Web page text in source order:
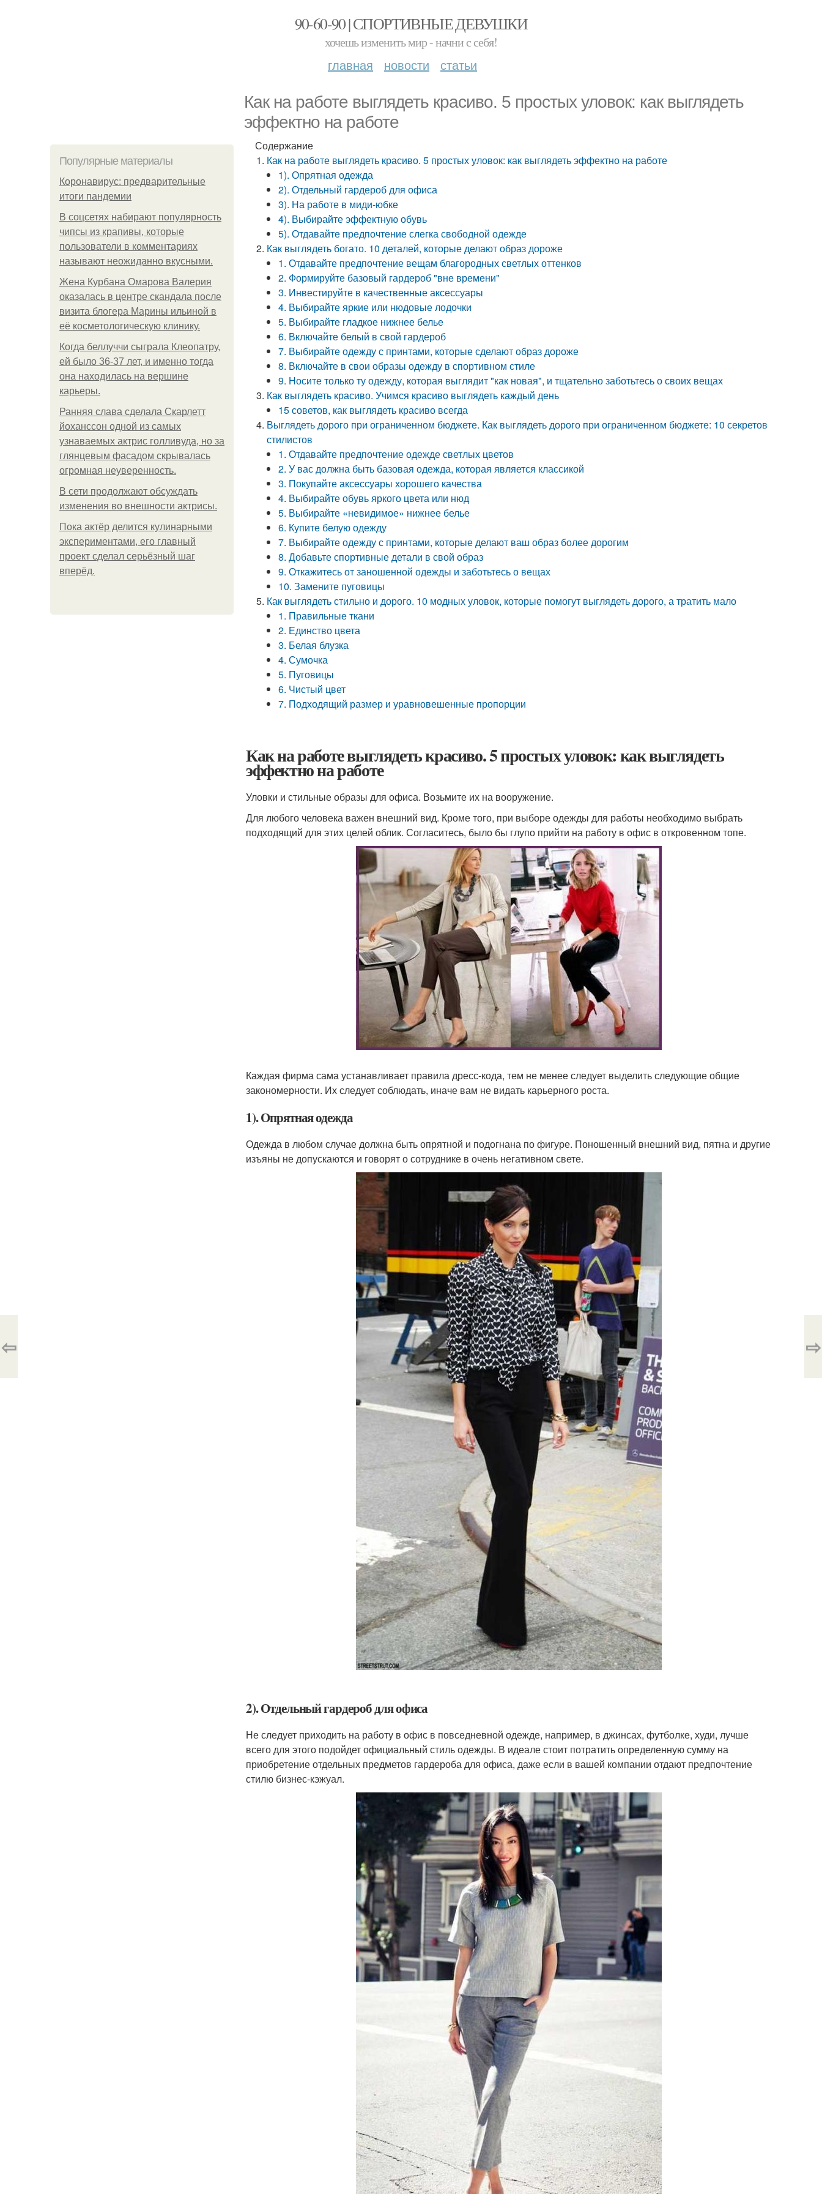
90-60-90 | СПОРТИВНЫЕ ДЕВУШКИ
хочешь изменить мир - начни с себя!
главная новости статьи
Как на работе выглядеть красиво. 5 простых уловок: как выглядеть
эффектно на работе
Популярные материалы
Коронавирус: предварительные
итоги пандемии
В соцсетях набирают популярность
чипсы из крапивы, которые
пользователи в комментариях
называют неожиданно вкусными.
Жена Курбана Омарова Валерия
оказалась в центре скандала после
визита блогера Марины ильиной в
её косметологическую клинику.
Когда беллуччи сыграла Клеопатру,
ей было 36-37 лет, и именно тогда
она находилась на вершине
карьеры.
Ранняя слава сделала Скарлетт
йоханссон одной из самых
узнаваемых актрис голливуда, но за
глянцевым фасадом скрывалась
огромная неуверенность.
В сети продолжают обсуждать
изменения во внешности актрисы.
Пока актёр делится кулинарными
экспериментами, его главный
проект сделал серьёзный шаг
вперёд.
Содержание
Как на работе выглядеть красиво. 5 простых уловок: как выглядеть эффектно на работе
1). Опрятная одежда
2). Отдельный гардероб для офиса
3). На работе в миди-юбке
4). Выбирайте эффектную обувь
5). Отдавайте предпочтение слегка свободной одежде
Как выглядеть богато. 10 деталей, которые делают образ дороже
1. Отдавайте предпочтение вещам благородных светлых оттенков
2. Формируйте базовый гардероб "вне времени"
3. Инвестируйте в качественные аксессуары
4. Выбирайте яркие или нюдовые лодочки
5. Выбирайте гладкое нижнее белье
6. Включайте белый в свой гардероб
7. Выбирайте одежду с принтами, которые сделают образ дороже
8. Включайте в свои образы одежду в спортивном стиле
9. Носите только ту одежду, которая выглядит "как новая", и тщательно заботьтесь о своих вещах
Как выглядеть красиво. Учимся красиво выглядеть каждый день
15 советов, как выглядеть красиво всегда
Выглядеть дорого при ограниченном бюджете. Как выглядеть дорого при ограниченном бюджете: 10 секретов
стилистов
1. Отдавайте предпочтение одежде светлых цветов
2. У вас должна быть базовая одежда, которая является классикой
3. Покупайте аксессуары хорошего качества
4. Выбирайте обувь яркого цвета или нюд
5. Выбирайте «невидимое» нижнее белье
6. Купите белую одежду
7. Выбирайте одежду с принтами, которые делают ваш образ более дорогим
8. Добавьте спортивные детали в свой образ
9. Откажитесь от заношенной одежды и заботьтесь о вещах
10. Замените пуговицы
Как выглядеть стильно и дорого. 10 модных уловок, которые помогут выглядеть дорого, а тратить мало
1. Правильные ткани
2. Единство цвета
3. Белая блузка
4. Сумочка
5. Пуговицы
6. Чистый цвет
7. Подходящий размер и уравновешенные пропорции
Как на работе выглядеть красиво. 5 простых уловок: как выглядеть
эффектно на работе
Уловки и стильные образы для офиса. Возьмите их на вооружение.
Для любого человека важен внешний вид. Кроме того, при выборе одежды для работы необходимо выбрать
подходящий для этих целей облик. Согласитесь, было бы глупо прийти на работу в офис в откровенном топе.
Каждая фирма сама устанавливает правила дресс-кода, тем не менее следует выделить следующие общие
закономерности. Их следует соблюдать, иначе вам не видать карьерного роста.
1). Опрятная одежда
Одежда в любом случае должна быть опрятной и подогнана по фигуре. Поношенный внешний вид, пятна и другие
изъяны не допускаются и говорят о сотруднике в очень негативном свете.
2). Отдельный гардероб для офиса
Не следует приходить на работу в офис в повседневной одежде, например, в джинсах, футболке, худи, лучше
всего для этого подойдет официальный стиль одежды. В идеале стоит потратить определенную сумму на
приобретение отдельных предметов гардероба для офиса, даже если в вашей компании отдают предпочтение
стилю бизнес-кэжуал.
⇦ ⇨